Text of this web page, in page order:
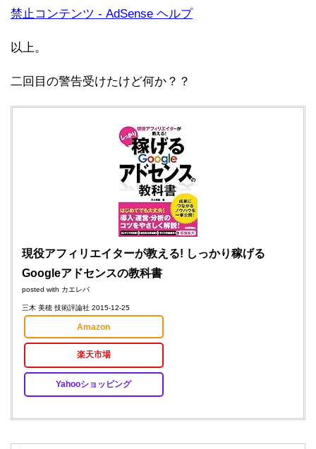
禁止コンテンツ - AdSense ヘルプ
以上。
二回目の警告受けたけど何か？？
現役アフィリエイターが教える! しっかり稼げる
Googleアドセンスの教科書
posted with カエレバ
三木 美穂 技術評論社 2015-12-25
Amazon
楽天市場
Yahooショッピング